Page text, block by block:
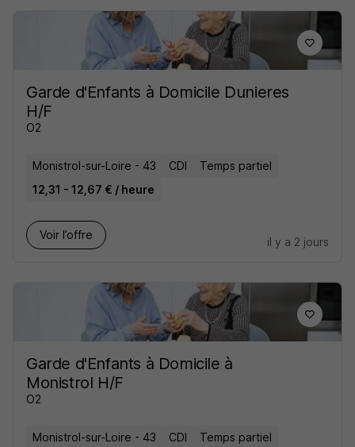
Garde d'Enfants à Domicile Dunieres
H/F
O2
Monistrol-sur-Loire - 43 CDI
Temps partiel
12,31 - 12,67 € / heure
Voir l’offre
il y a 2 jours
Garde d'Enfants à Domicile à
Monistrol H/F
O2
Monistrol-sur-Loire - 43 CDI
Temps partiel